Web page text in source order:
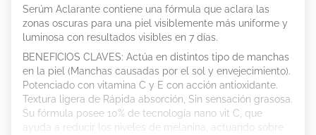
Serúm Aclarante contiene una fórmula que aclara las
zonas oscuras para una piel visiblemente más uniforme y
luminosa con resultados visibles en 7 días.
BENEFICIOS CLAVES: Actúa en distintos tipo de manchas
en la piel (Manchas causadas por el sol y envejecimiento).
Potenciado con vitamina C y E con acción antioxidante.
Textura ligera de Rápida absorción, Sin sensación grasosa.
Su fórmula posee 10% de tecnología nano vit C, que
ayuda a reducir los niveles de melanina, actuando sobre